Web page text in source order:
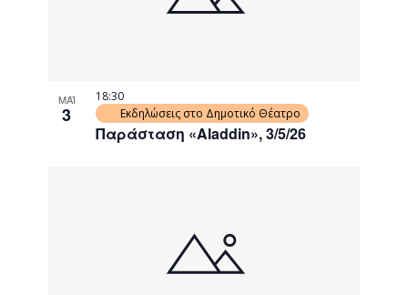
ΜΑΪ
3
Παράσταση «Aladdin», 3/5/26
18:30
Εκδηλώσεις στο Δημοτικό Θέατρο